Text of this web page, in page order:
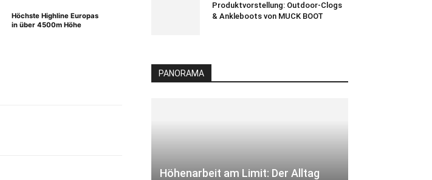
Höchste Highline Europas
in über 4500m Höhe
Produktvorstellung: Outdoor-Clogs
& Ankleboots von MUCK BOOT
PANORAMA
Höhenarbeit am Limit: Der Alltag